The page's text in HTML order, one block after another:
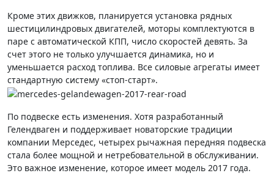
Кроме этих движков, планируется установка рядных
шестицилиндровых двигателей, моторы комплектуются в
паре с автоматической КПП, число скоростей девять. За
счет этого не только улучшается динамика, но и
уменьшается расход топлива. Все силовые агрегаты имеет
стандартную систему «стоп-старт».
По подвеске есть изменения. Хотя разработанный
Гелендваген и поддерживает новаторские традиции
компании Мерседес, четырех рычажная передняя подвеска
стала более мощной и нетребовательной в обслуживании.
Это важное изменение, которое имеет модель 2017 года.